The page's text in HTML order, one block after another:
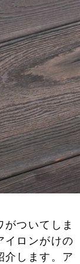
ついてしま
イロンがけの
介します。ア